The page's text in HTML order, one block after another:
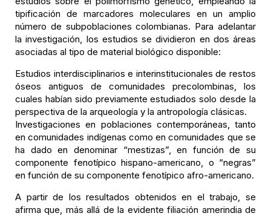
tipificación de marcadores moleculares en un amplio
número de subpoblaciones colombianas. Para adelantar
la investigación, los estudios se dividieron en dos áreas
asociadas al tipo de material biológico disponible:
Estudios interdisciplinarios e interinstitucionales de restos
óseos antiguos de comunidades precolombinas, los
cuales habían sido previamente estudiados solo desde la
perspectiva de la arqueología y la antropología clásicas.
Investigaciones en poblaciones contemporáneas, tanto
en comunidades indígenas como en comunidades que se
ha dado en denominar “mestizas”, en función de su
componente fenotípico hispano-americano, o “negras”
en función de su componente fenotípico afro-americano.
A partir de los resultados obtenidos en el trabajo, se
afirma que, más allá de la evidente filiación amerindia de